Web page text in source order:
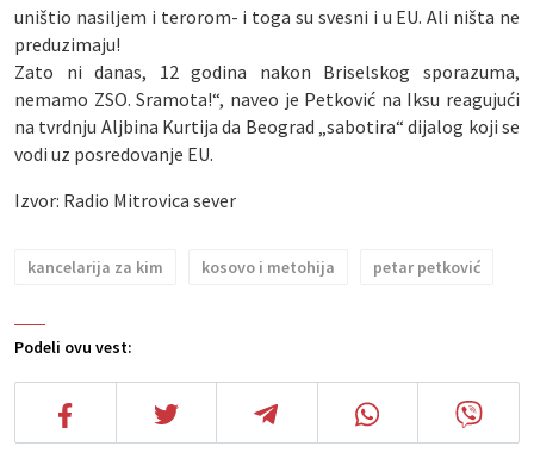
Podeli ovu vest:
uništio nasiljem i terorom- i toga su svesni i u EU. Ali ništa ne
preduzimaju!
Zato ni danas, 12 godina nakon Briselskog sporazuma,
nemamo ZSO. Sramota!“, naveo je Petković na Iksu reagujući
na tvrdnju Aljbina Kurtija da Beograd „sabotira“ dijalog koji se
vodi uz posredovanje EU.
Izvor: Radio Mitrovica sever
kancelarija za kim kosovo i metohija petar petković